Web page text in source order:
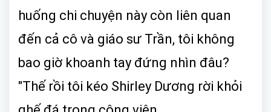
huống chi chuyện này còn liên quan
đến cả cô và giáo sư Trần, tôi không
bao giờ khoanh tay đứng nhìn đâu?
"Thế rồi tôi kéo Shirley Dương rời khỏi